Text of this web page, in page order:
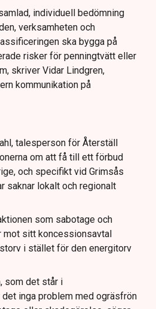
individuell bedömning
verksamheten och
ska bygga på
risker för penningtvätt eller
skriver Vidar Lindgren,
kommunikation på
talesperson för Återställ
om att få till ett förbud
och specifikt vid Grimsås
saknar lokalt och regionalt
som sabotage och
mot sitt koncessionsavtal
i stället för den energitorv
som det står i
inga problem med ogräsfrön